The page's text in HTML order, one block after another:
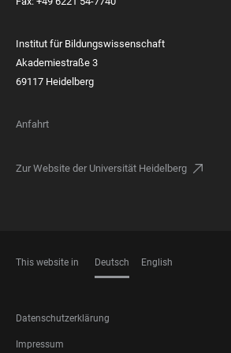
Institut für Bildungswissenschaft
Akademiestraße 3
69117 Heidelberg
Anfahrt
Zur Website der Universität Heidelberg
This website in Deutsch English
FOOTER
LEGAL
Datenschutzerklärung
Impressum